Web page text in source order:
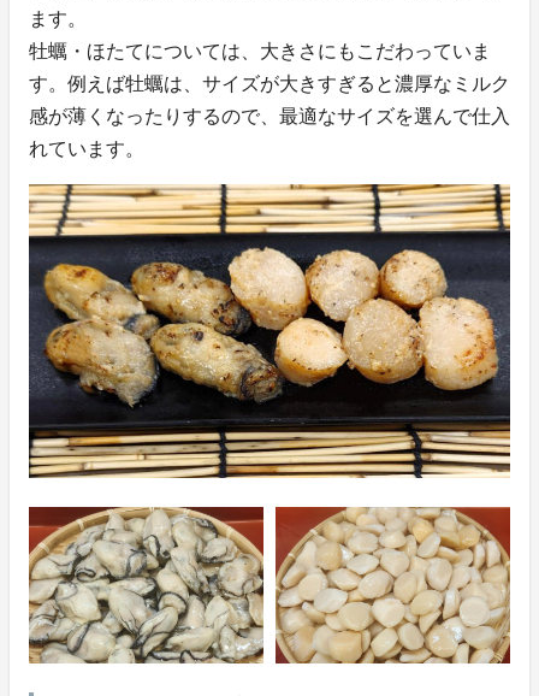
ます。
牡蠣・ほたてについては、大きさにもこだわっていま
す。例えば牡蠣は、サイズが大きすぎると濃厚なミルク
感が薄くなったりするので、最適なサイズを選んで仕入
れています。